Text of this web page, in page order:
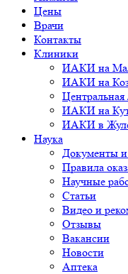
Цены
Врачи
Контакты
Клиники
ИАКИ на
ИАКИ на
Центральная
ИАКИ на
ИАКИ в
Наука
Документы
Правила
Научные
Статьи
Видео и
Отзывы
Вакансии
Новости
Аптека